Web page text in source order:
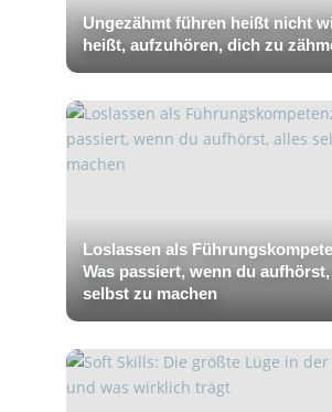
Ungezähmt führen heißt nicht
heißt, aufzuhören, dich zu
Loslassen als
Was passiert, wenn du
selbst zu machen